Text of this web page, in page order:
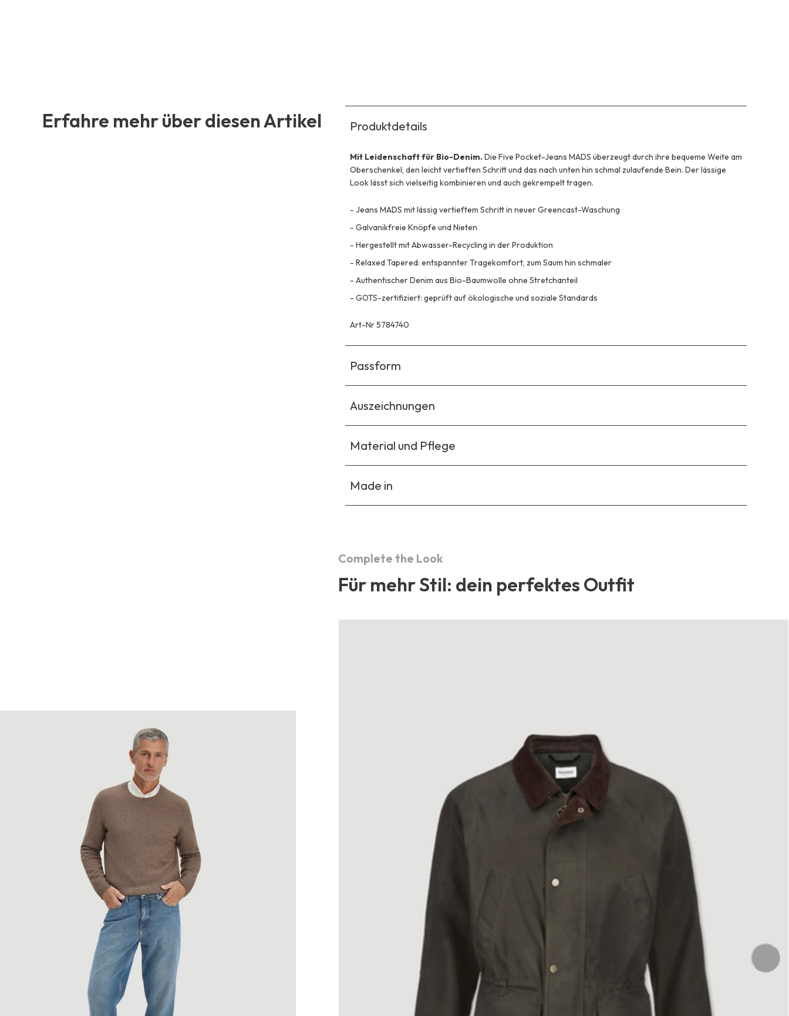
Erfahre mehr über diesen Artikel Produktdetails
Mit Leidenschaft für Bio-Denim.Die Five Pocket-Jeans MADS überzeugt durch ihre bequeme Weite am
Oberschenkel, den leicht vertieften Schritt und das nach unten hin schmal zulaufende Bein. Der lässige
Look lässt sich vielseitig kombinieren und auch gekrempelt tragen.
- Jeans MADS mit lässig vertieftem Schritt in neuer Greencast-Waschung
- Galvanikfreie Knöpfe und Nieten
- Hergestellt mit Abwasser-Recycling in der Produktion
- Relaxed Tapered: entspannter Tragekomfort, zum Saum hin schmaler
- Authentischer Denim aus Bio-Baumwolle ohne Stretchanteil
- GOTS-zertifiziert: geprüft auf ökologische und soziale Standards
Art-Nr 5784740
Passform
Auszeichnungen
Material und Pflege
Made in
Complete the Look
Für mehr Stil: dein perfektes Outfit